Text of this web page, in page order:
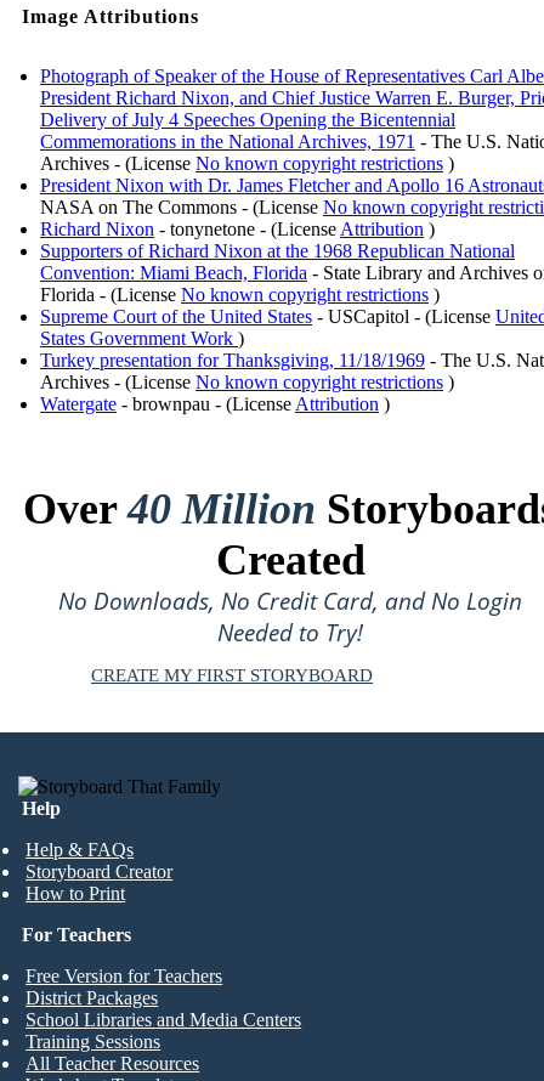
Image Attributions
Photograph of Speaker of the House of Representatives Carl
President Richard Nixon, and Chief Justice Warren E. Burger,
Delivery of July 4 Speeches Opening the Bicentennial
Commemorations in the National Archives, 1971 - The U.S.
Archives - (License No known copyright restrictions )
President Nixon with Dr. James Fletcher and Apollo 16
NASA on The Commons - (License No known copyright
Richard Nixon - tonynetone - (License Attribution )
Supporters of Richard Nixon at the 1968 Republican National
Convention: Miami Beach, Florida - State Library and Archives
Florida - (License No known copyright restrictions )
Supreme Court of the United States - USCapitol - (License
States Government Work )
Turkey presentation for Thanksgiving, 11/18/1969 - The U.S.
Archives - (License No known copyright restrictions )
Watergate - brownpau - (License Attribution )
Over40 Million
Created
No Downloads, No Credit Card, and No Login
Needed to Try!
CREATE MY FIRST STORYBOARD
Help
Help & FAQs
Storyboard Creator
How to Print
For Teachers
Free Version for Teachers
District Packages
School Libraries and Media Centers
Training Sessions
All Teacher Resources